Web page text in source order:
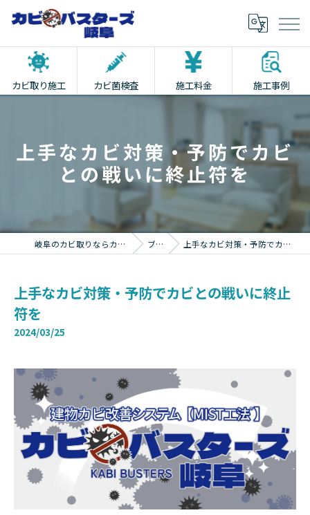
カビ取り施工 カビ菌検査 施工料金 施工事例
上手なカビ対策・予防でカビ
との戦いに終止符を
岐阜のカビ取りならカビバスターズ岐阜 ブログ 上手なカビ対策・予防でカビとの戦いに終止符を
上手なカビ対策・予防でカビとの戦いに終止
符を
2024/03/25